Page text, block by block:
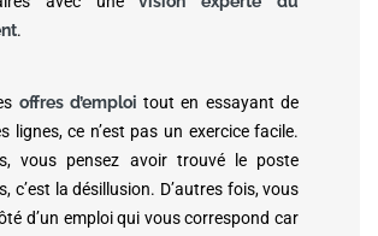
.
offres d’emploi tout en essayant de
lignes, ce n’est pas un exercice facile.
vous pensez avoir trouvé le poste
c’est la désillusion. D’autres fois, vous
d’un emploi qui vous correspond car